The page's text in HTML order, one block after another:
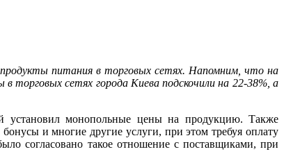
питания в торговых сетях. Напомним, что на
торговых сетях города Киева подскочили на 22-38%, а
установил монопольные цены на продукцию. Также
и многие другие услуги, при этом требуя оплату
согласовано такое отношение с поставщиками, при